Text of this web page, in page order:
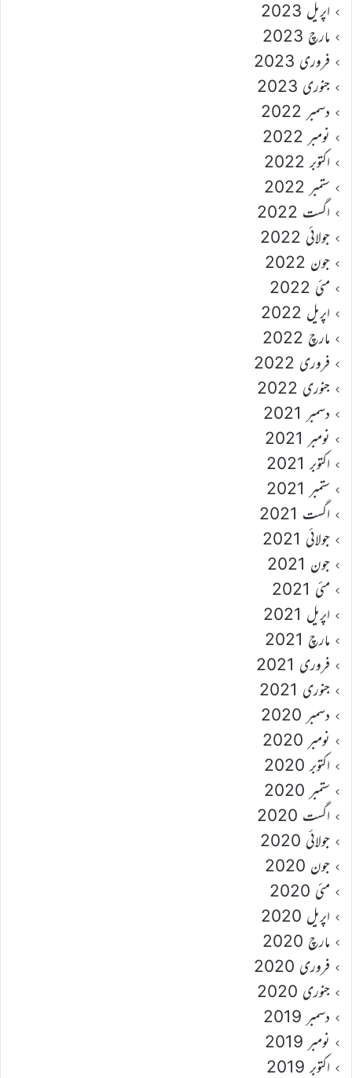
اپریل 2023
مارچ 2023
فروری 2023
جنوری 2023
دسمبر 2022
نومبر 2022
اکتوبر 2022
ستمبر 2022
اگست 2022
جولائی 2022
جون 2022
مئی 2022
اپریل 2022
مارچ 2022
فروری 2022
جنوری 2022
دسمبر 2021
نومبر 2021
اکتوبر 2021
ستمبر 2021
اگست 2021
جولائی 2021
جون 2021
مئی 2021
اپریل 2021
مارچ 2021
فروری 2021
جنوری 2021
دسمبر 2020
نومبر 2020
اکتوبر 2020
ستمبر 2020
اگست 2020
جولائی 2020
جون 2020
مئی 2020
اپریل 2020
مارچ 2020
فروری 2020
جنوری 2020
دسمبر 2019
نومبر 2019
اکتوبر 2019